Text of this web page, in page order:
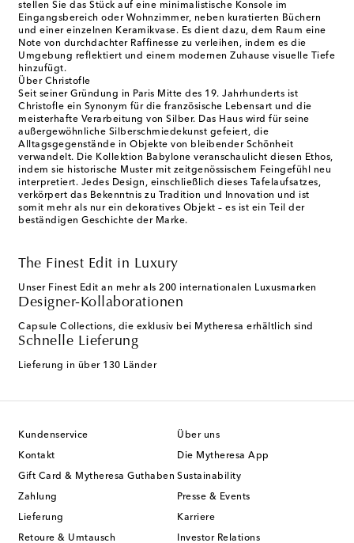
stellen Sie das Stück auf eine minimalistische Konsole im
Eingangsbereich oder Wohnzimmer, neben kuratierten Büchern
und einer einzelnen Keramikvase. Es dient dazu, dem Raum eine
Note von durchdachter Raffinesse zu verleihen, indem es die
Umgebung reflektiert und einem modernen Zuhause visuelle Tiefe
hinzufügt.
Über Christofle
Seit seiner Gründung in Paris Mitte des 19. Jahrhunderts ist
Christofle ein Synonym für die französische Lebensart und die
meisterhafte Verarbeitung von Silber. Das Haus wird für seine
außergewöhnliche Silberschmiedekunst gefeiert, die
Alltagsgegenstände in Objekte von bleibender Schönheit
verwandelt. Die Kollektion Babylone veranschaulicht diesen Ethos,
indem sie historische Muster mit zeitgenössischem Feingefühl neu
interpretiert. Jedes Design, einschließlich dieses Tafelaufsatzes,
verkörpert das Bekenntnis zu Tradition und Innovation und ist
somit mehr als nur ein dekoratives Objekt – es ist ein Teil der
beständigen Geschichte der Marke.
The Finest Edit in Luxury
Unser Finest Edit an mehr als 200 internationalen Luxusmarken
Designer-Kollaborationen
Capsule Collections, die exklusiv bei Mytheresa erhältlich sind
Schnelle Lieferung
Lieferung in über 130 Länder
Kundenservice
Kontakt
Gift Card & Mytheresa Guthaben
Zahlung
Lieferung
Retoure & Umtausch
Über uns
Die Mytheresa App
Sustainability
Presse & Events
Karriere
Investor Relations